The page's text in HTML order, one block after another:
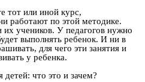
тот или иной курс,
работают по этой методике.
учеников. У педагогов нужно
выполнять ребенок. И ни в
для чего эти занятия и
у ребенка.